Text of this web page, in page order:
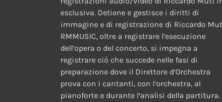
esclusiva. Detiene e gestisce i diritti di
immagine e di registrazione di Riccardo
RMMUSIC, oltre a registrare l’esecuzione
dell’opera o del concerto, si impegna a
registrare ciò che succede nelle fasi di
preparazione dove il Direttore d’Orchestra
prova con i cantanti, con l’orchestra, al
pianoforte e durante l’analisi della partitura.